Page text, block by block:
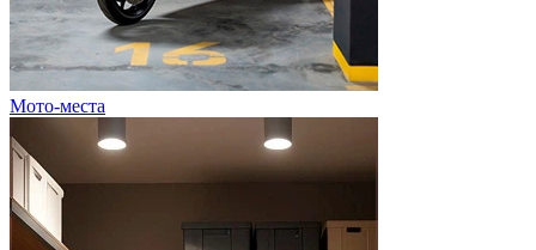
Мото-места